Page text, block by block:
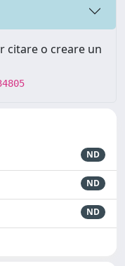
citare o creare un
ND
ND
ND